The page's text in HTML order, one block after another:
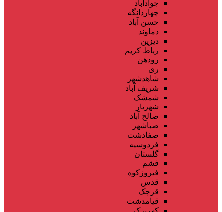
جوادآباد
چهاردانگه
حسن آباد
دماوند
دیزین
رباط کریم
رودهن
ری
شاهدشهر
شریف آباد
شمشک
شهریار
صالح آباد
صباشهر
صفادشت
فردوسیه
گلستان
فشم
فیروزکوه
قدس
قرچک
قیامدشت
کهریزک